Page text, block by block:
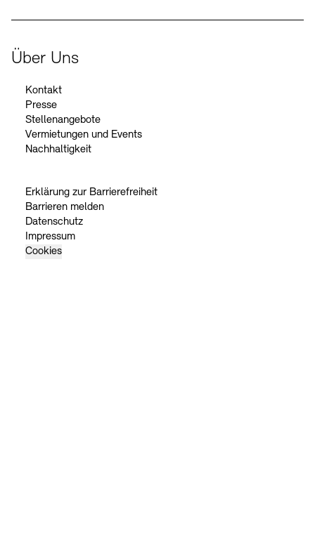
Über Uns
Kontakt
Presse
Stellenangebote
Vermietungen und Events
Nachhaltigkeit
Erklärung zur Barrierefreiheit
Barrieren melden
Datenschutz
Impressum
Cookies